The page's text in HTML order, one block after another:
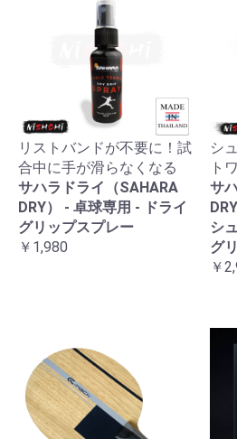
リストバンドが不要に！試
合中に手が滑らなくなる
サハラドライ（SAHARA
DRY） - 卓球専用 - ドライ
グリップスプレー
￥1,980
シ
ト
サ
シ
グ
￥